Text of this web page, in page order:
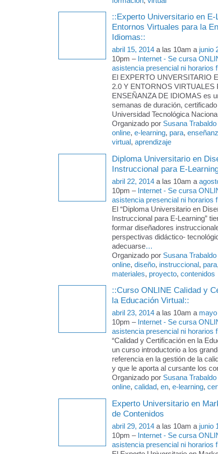
::Experto Universitario en E-
Entornos Virtuales para la
Idiomas::
abril 15, 2014 a las 10am a junio
10pm – Internet - Se cursa
asistencia presencial ni horarios
El EXPERTO UNVERSITARIO
2.0 Y ENTORNOS VIRTUALES
ENSEÑANZA DE IDIOMAS es
semanas de duración,
Universidad Tecnológica
Organizado por Susana Trabaldo
online, e-learning, para,
virtual, aprendizaje
Diploma Universitario en
Instruccional para E-
abril 22, 2014 a las 10am a
10pm – Internet - Se cursa
asistencia presencial ni horarios
El “Diploma Universitario en
Instruccional para E-Learning”
formar diseñadores
perspectivas didáctico-
adecuarse…
Organizado por Susana Trabaldo
online, diseño, instruccional, para
materiales, proyecto, contenidos
::Curso ONLINE Calidad y
la Educación Virtual::
abril 23, 2014 a las 10am a
10pm – Internet - Se cursa
asistencia presencial ni horarios
“Calidad y Certificación en la
un curso introductorio a los
referencia en la gestión de la
y que le aporta al cursante los
Organizado por Susana Trabaldo
online, calidad, en, e-learning,
Experto Universitario en
de Contenidos
abril 29, 2014 a las 10am a junio
10pm – Internet - Se cursa
asistencia presencial ni horarios